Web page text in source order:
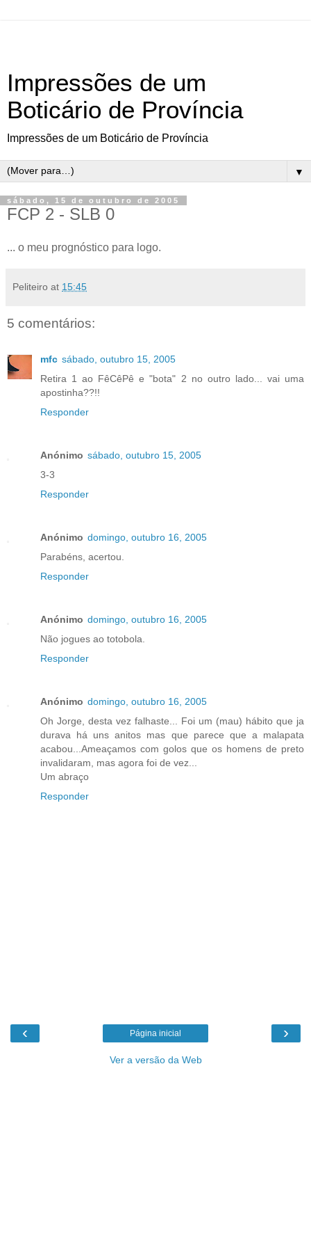
Impressões de um
Boticário de Província
Impressões de um Boticário de Província
▼
sábado, 15 de outubro de 2005
FCP 2 - SLB 0
... o meu prognóstico para logo.
Peliteiro at 15:45
5 comentários:
mfc sábado, outubro 15, 2005
Retira 1 ao FêCêPê e "bota" 2 no outro lado... vai uma
apostinha??!!
Responder
Anónimo sábado, outubro 15, 2005
3-3
Responder
Anónimo domingo, outubro 16, 2005
Parabéns, acertou.
Responder
Anónimo domingo, outubro 16, 2005
Não jogues ao totobola.
Responder
Anónimo domingo, outubro 16, 2005
Oh Jorge, desta vez falhaste... Foi um (mau) hábito que ja
durava há uns anitos mas que parece que a malapata
acabou...Ameaçamos com golos que os homens de preto
invalidaram, mas agora foi de vez...
Um abraço
Responder
‹ ›
Página inicial
Ver a versão da Web